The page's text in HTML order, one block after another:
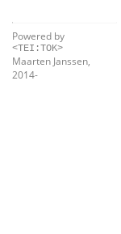
Powered by
<TEI:TOK>
Maarten Janssen,
2014-